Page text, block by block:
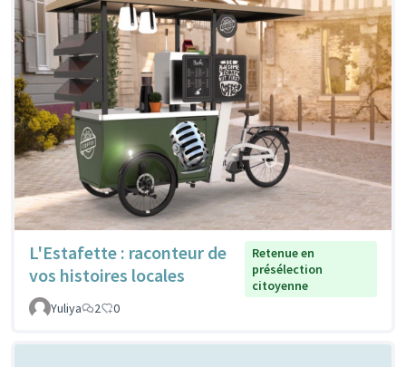
L'Estafette : raconteur de
vos histoires locales
Retenue en
présélection
citoyenne
Yuliya
2 0